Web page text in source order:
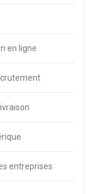
en ligne
entreprises